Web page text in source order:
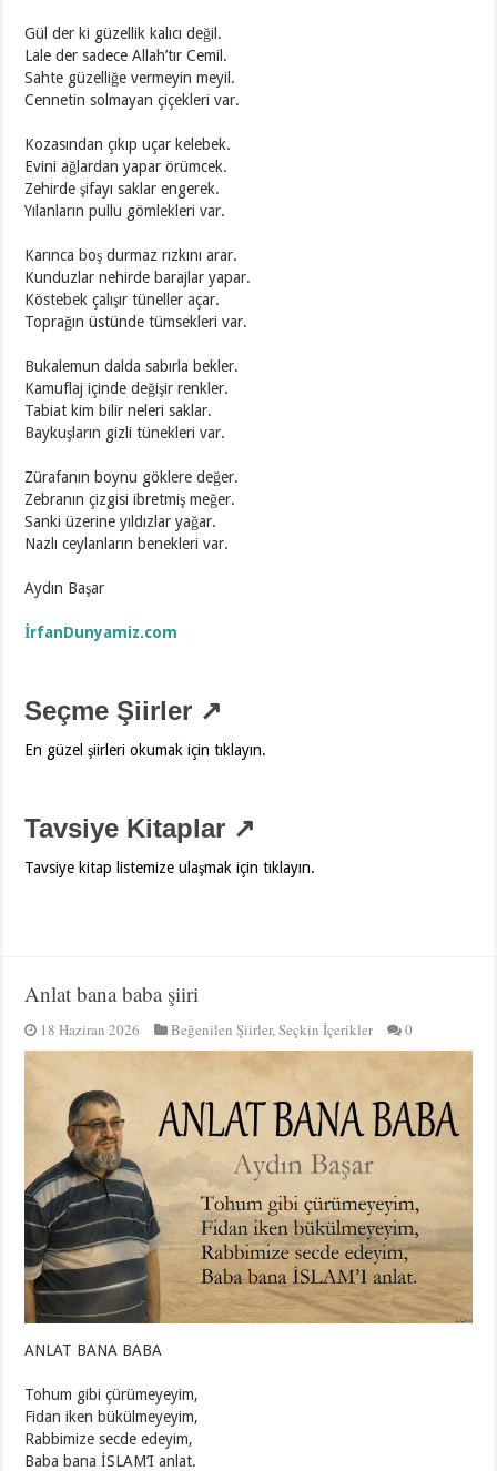
Gül der ki güzellik kalıcı değil.
Lale der sadece Allah’tır Cemil.
Sahte güzelliğe vermeyin meyil.
Cennetin solmayan çiçekleri var.
Kozasından çıkıp uçar kelebek.
Evini ağlardan yapar örümcek.
Zehirde şifayı saklar engerek.
Yılanların pullu gömlekleri var.
Karınca boş durmaz rızkını arar.
Kunduzlar nehirde barajlar yapar.
Köstebek çalışır tüneller açar.
Toprağın üstünde tümsekleri var.
Bukalemun dalda sabırla bekler.
Kamuflaj içinde değişir renkler.
Tabiat kim bilir neleri saklar.
Baykuşların gizli tünekleri var.
Zürafanın boynu göklere değer.
Zebranın çizgisi ibretmiş meğer.
Sanki üzerine yıldızlar yağar.
Nazlı ceylanların benekleri var.
Aydın Başar
İrfanDunyamiz.com
Seçme Şiirler ↗
En güzel şiirleri okumak için tıklayın.
Tavsiye Kitaplar ↗
Tavsiye kitap listemize ulaşmak için tıklayın.
Anlat bana baba şiiri
18 Haziran 2026 Beğenilen Şiirler,Seçkin İçerikler 0
ANLAT BANA BABA
Tohum gibi çürümeyeyim,
Fidan iken bükülmeyeyim,
Rabbimize secde edeyim,
Baba bana İSLAM’I anlat.